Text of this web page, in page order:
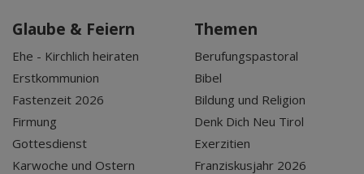
Glaube & Feiern
Ehe - Kirchlich heiraten
Erstkommunion
Fastenzeit 2026
Firmung
Gottesdienst
Karwoche und Ostern
Themen
Berufungspastoral
Bibel
Bildung und Religion
Denk Dich Neu Tirol
Exerzitien
Franziskusjahr 2026